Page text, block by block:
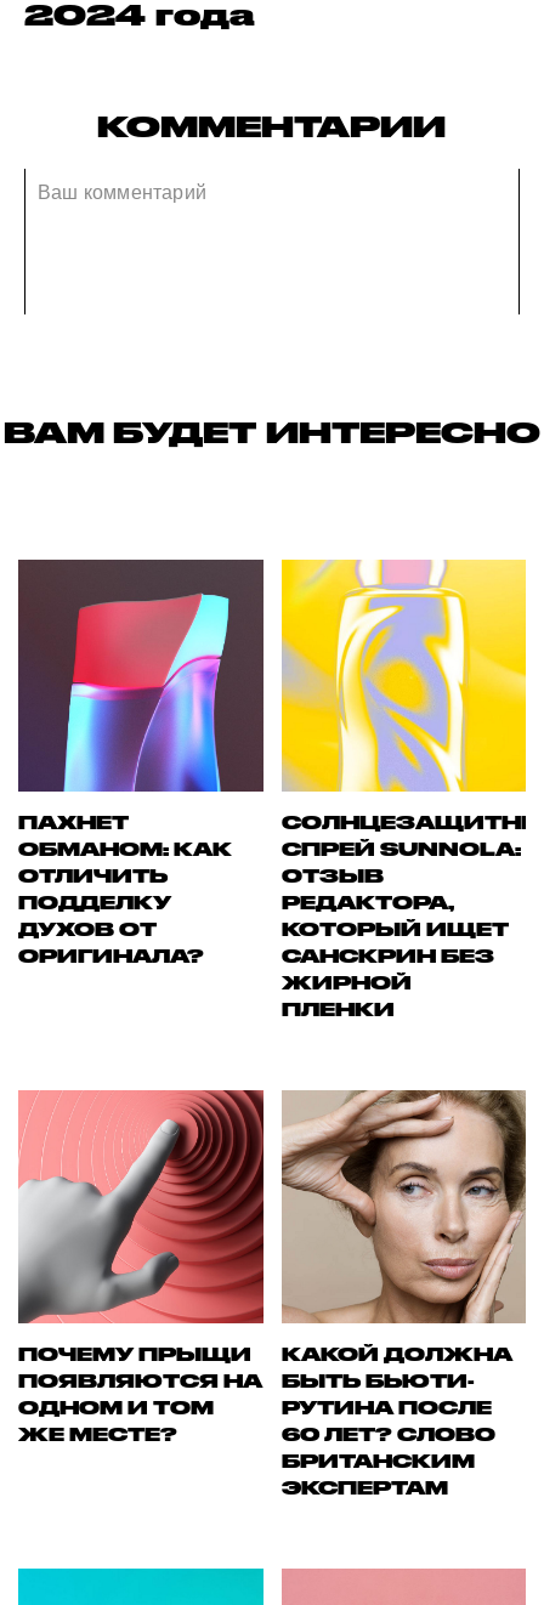
2024 года
КОММЕНТАРИИ
ВАМ БУДЕТ ИНТЕРЕСНО
ПАХНЕТ
ОБМАНОМ: КАК
ОТЛИЧИТЬ
ПОДДЕЛКУ
ДУХОВ ОТ
ОРИГИНАЛА?
СПРЕЙ SUNNOLA:
ОТЗЫВ
РЕДАКТОРА,
КОТОРЫЙ ИЩЕТ
САНСКРИН БЕЗ
ЖИРНОЙ
ПЛЕНКИ
ПОЧЕМУ ПРЫЩИ
ПОЯВЛЯЮТСЯ НА
ОДНОМ И ТОМ
ЖЕ МЕСТЕ?
КАКОЙ ДОЛЖНА
БЫТЬ БЬЮТИ-
РУТИНА ПОСЛЕ
60 ЛЕТ? СЛОВО
БРИТАНСКИМ
ЭКСПЕРТАМ